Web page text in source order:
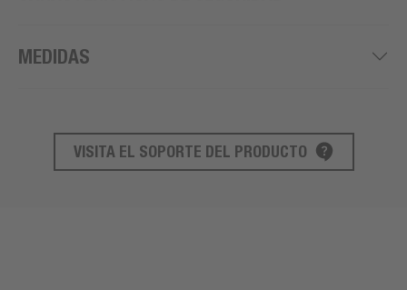
MEDIDAS
SOPORTE DE PRODUCTO
VISITA EL SOPORTE DEL PRODUCTO